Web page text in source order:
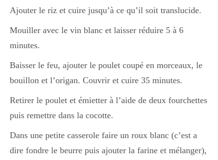
Halloween
Ajouter le riz et cuire jusqu’à ce qu’il soit translucide.
Mouiller avec le vin blanc et laisser réduire 5 à 6
minutes.
Baisser le feu, ajouter le poulet coupé en morceaux, le
bouillon et l’origan. Couvrir et cuire 35 minutes.
Retirer le poulet et émietter à l’aide de deux fourchettes
puis remettre dans la cocotte.
Dans une petite casserole faire un roux blanc (c’est a
dire fondre le beurre puis ajouter la farine et mélanger),